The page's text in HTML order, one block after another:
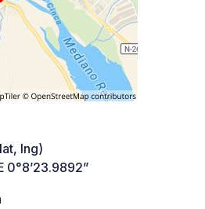
lng)
0°8’23.9892”